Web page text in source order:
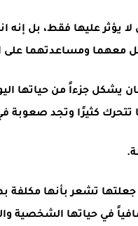
عليها فقط، بل إنه
معهما ومساعدتهما على
يشكل جزءاً من حياتها
كثيرًا وتجد صعوبة
تشعر بأنها مكلفة
في حياتها الشخصية